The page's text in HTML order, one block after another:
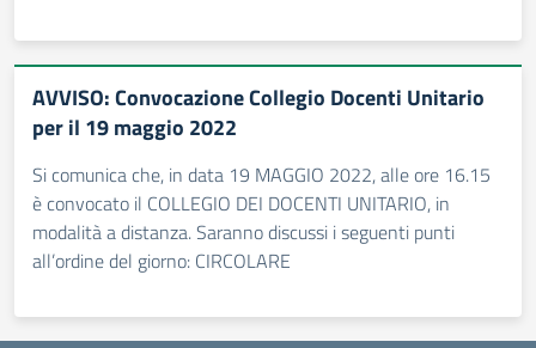
AVVISO: Convocazione Collegio Docenti Unitario
per il 19 maggio 2022
Si comunica che, in data 19 MAGGIO 2022, alle ore 16.15
è convocato il COLLEGIO DEI DOCENTI UNITARIO, in
modalità a distanza. Saranno discussi i seguenti punti
all’ordine del giorno: CIRCOLARE